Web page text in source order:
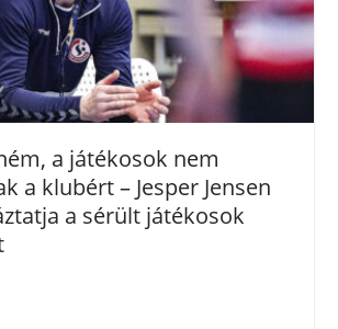
a játékosok nem
a klubért – Jesper Jensen
a sérült játékosok